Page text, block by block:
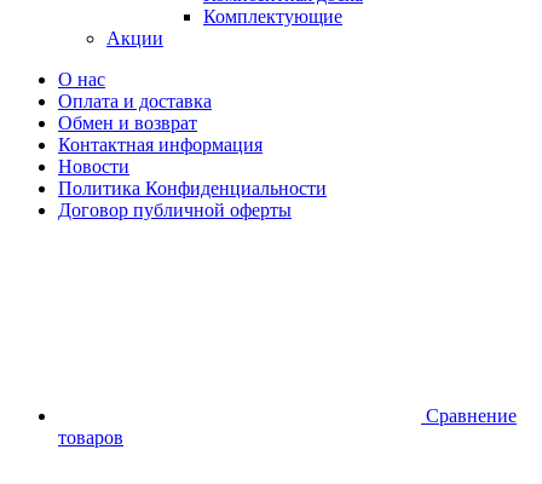
Комплектующие
Акции
О нас
Оплата и доставка
Обмен и возврат
Контактная информация
Новости
Политика Конфиденциальности
Договор публичной оферты
Сравнение
товаров